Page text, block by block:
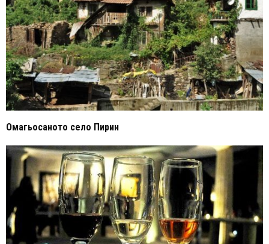
Омагьосаното село Пирин